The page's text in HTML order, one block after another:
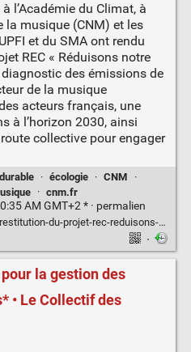
l’Académie du Climat, à
la musique (CNM) et les
et du SMA ont rendu
REC « Réduisons notre
des émissions de
de la musique
acteurs français, une
à l’horizon 2030, ainsi
collective pour engager
· écologie · CNM
·
· cnm.fr
AM GMT+2 * · permalien
rec-reduisons-notre-empreinte-carbone/
·
la gestion des
• Le Collectif des